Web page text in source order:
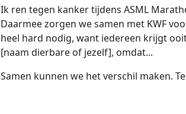
Ik ren tegen kanker tijdens ASML
Daarmee zorgen we samen met KWF
heel hard nodig, want iedereen krijgt
[naam dierbare of jezelf], omdat...
Samen kunnen we het verschil maken.